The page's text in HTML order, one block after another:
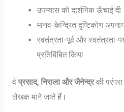
उपन्यास को दार्शनिक ऊँचाई दी
मानव-केन्द्रित दृष्टिकोण
स्वतंत्रता-पूर्व और स्वतंत्रता-
प्रतिबिंबित किया
वेप्रसाद, निराला और जैनेन्द्रकी
लेखक माने जाते हैं।